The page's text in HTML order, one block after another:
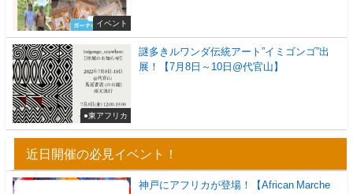
イベント
●東アフリカ
謎多きルワンダ伝統アート”イミゴンゴ”出
展！【7月8日～10日@代官山】
近日開催の必見イベント！
神戸にアフリカが登場！【African Marche